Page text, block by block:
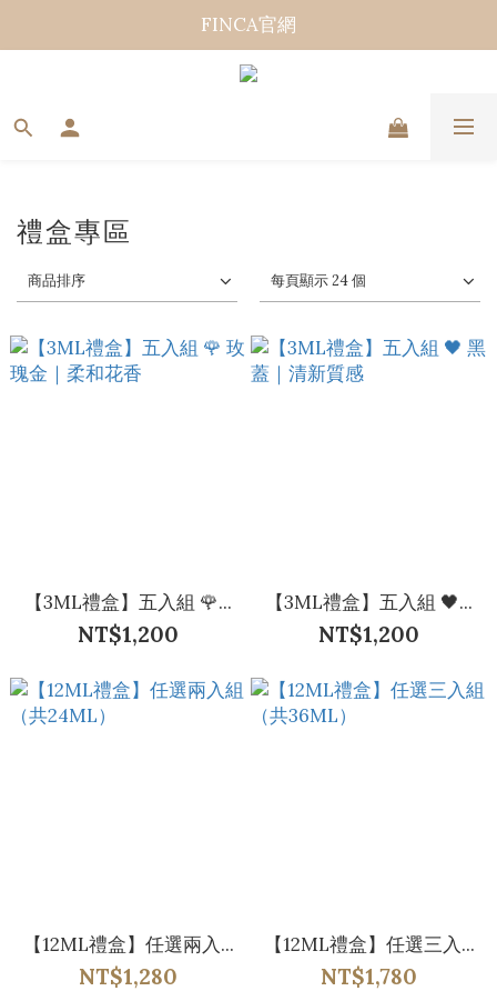
FINCA官網
禮盒專區
商品排序 每頁顯示 24 個
【3ML禮盒】五入組 🌹...
NT$1,200
【3ML禮盒】五入組 🖤...
NT$1,200
【12ML禮盒】任選兩入...
NT$1,280
【12ML禮盒】任選三入...
NT$1,780